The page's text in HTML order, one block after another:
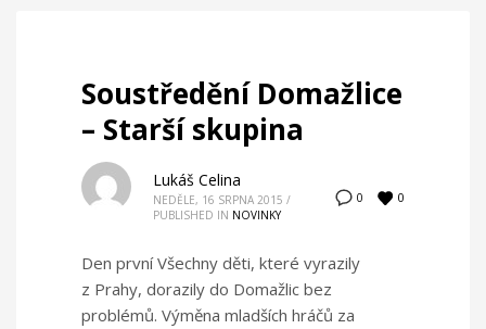
Soustředění Domažlice
– Starší skupina
0 0
Lukáš Celina
NEDĚLE, 16 SRPNA 2015 /
PUBLISHED IN NOVINKY
Den první Všechny děti, které vyrazily
z Prahy, dorazily do Domažlic bez
problémů. Výměna mladších hráčů za